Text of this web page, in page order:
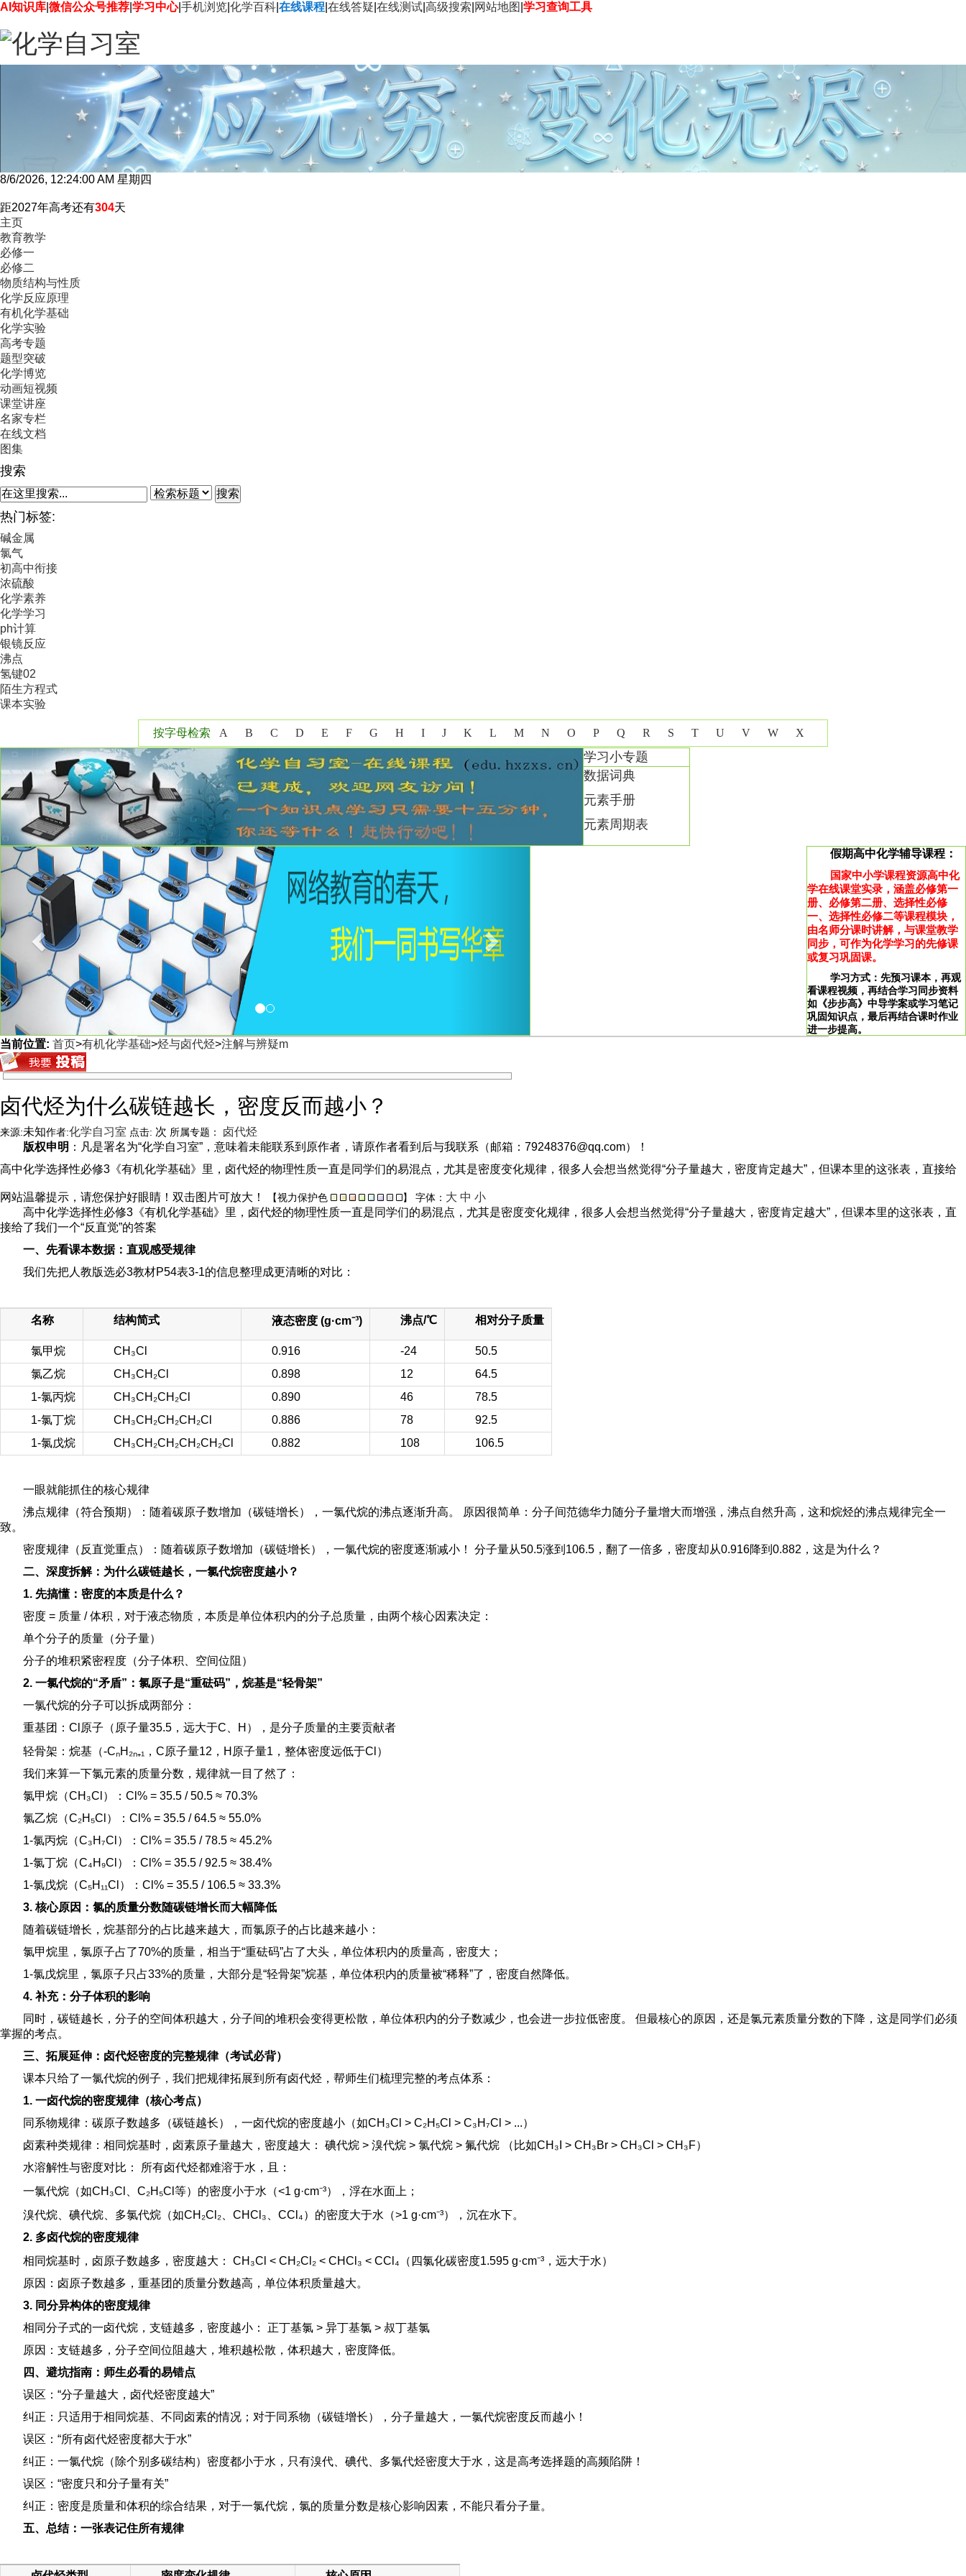
AI知识库 微信公众号推荐 学习中心|手机浏览 化学百科 在线课程 在线答疑 在线测试 高级搜索 网站地图 学习查询工具
8/6/2026, 12:24:01 AM 星期四
距2027年高考还有304天
主页
教育教学
必修一
必修二
物质结构与性质
化学反应原理
有机化学基础
化学实验
高考专题
题型突破
化学博览
动画短视频
课堂讲座
名家专栏
在线文档
图集
搜索
搜索
热门标签:
碱金属
氯气
初高中衔接
浓硫酸
化学素养
化学学习
ph计算
银镜反应
沸点
氢键02
陌生方程式
课本实验
按字母检索 A B C D E F G H I J K L M N O P Q R S T U V W X
Y Z
学习小专题
数据词典
元素手册
元素周期表
Previous 假期高中化学辅导课程：
国家中小学课程资源高中化
学在线课堂实录，涵盖必修第一
册、必修第二册、选择性必修
一、选择性必修二等课程模块，
由名师分课时讲解，与课堂教学
同步，可作为化学学习的先修课
或复习巩固课。
学习方式：先预习课本，再观
看课程视频，再结合学习同步资料
如《步步高》中导学案或学习笔记
巩固知识点，最后再结合课时作业
进一步提高。
<
当前位置: 首页>有机化学基础>烃与卤代烃>注解与辨疑m
卤代烃为什么碳链越长，密度反而越小？
来源:未知作者:化学自习室 点击: 次 所属专题：
卤代烃
版权申明 ：凡是署名为“化学自习室”，意味着未能联系到原作者，请原作者看到后与我联系（邮箱：79248376@qq.com）！
高中化学选择性必修3《有机化学基础》里，卤代烃的物理性质一直是同学们的易混点，尤其是密度变化规律，很多人会想当然觉得“分子量越大，密度肯定越大”，但课本里的这张表，直接给
网站温馨提示，请您保护好眼睛！双击图片可放大！ 【视力保护色 】 字体： 大 中 小
高中化学选择性必修3《有机化学基础》里，卤代烃的物理性质一直是同学们的易混点，尤其是密度变化规律，很多人会想当然觉得“分子量越大，密度肯定越大”，但课本里的这张表，直
接给了我们一个“反直觉”的答案
一、先看课本数据：直观感受规律
我们先把人教版选必3教材P54表3-1的信息整理成更清晰的对比：
名称 结构简式 液态密度 (g·cm⁻³) 沸点/℃ 相对分子质量
氯甲烷 CH₃Cl 0.916 -24
50.5
氯乙烷
CH₃CH₂Cl 0.898 12
64.5
1-氯丙烷
CH₃CH₂CH₂Cl 0.890 46
78.5
1-氯丁烷
CH₃CH₂CH₂CH₂Cl 0.886 78
92.5
1-氯戊烷
CH₃CH₂CH₂CH₂CH₂Cl 0.882 108 106.5
一眼就能抓住的核心规律
沸点规律（符合预期）：随着碳原子数增加（碳链增长），一氯代烷的沸点逐渐升高。 原因很简单：分子间范德华力随分子量增大而增强，沸点自然升高，这和烷烃的沸点规律完全一
致。
密度规律（反直觉重点）：随着碳原子数增加（碳链增长），一氯代烷的密度逐渐减小！ 分子量从50.5涨到106.5，翻了一倍多，密度却从0.916降到0.882，这是为什么？
二、深度拆解：为什么碳链越长，一氯代烷密度越小？
1. 先搞懂：密度的本质是什么？
密度 = 质量 / 体积，对于液态物质，本质是单位体积内的分子总质量，由两个核心因素决定：
单个分子的质量（分子量）
分子的堆积紧密程度（分子体积、空间位阻）
2. 一氯代烷的“矛盾”：氯原子是“重砝码”，烷基是“轻骨架”
一氯代烷的分子可以拆成两部分：
重基团：Cl原子（原子量35.5，远大于C、H），是分子质量的主要贡献者
轻骨架：烷基（-CₙH₂ₙ₊₁，C原子量12，H原子量1，整体密度远低于Cl）
我们来算一下氯元素的质量分数，规律就一目了然了：
氯甲烷（CH₃Cl）：Cl% = 35.5 / 50.5 ≈ 70.3%
氯乙烷（C₂H₅Cl）：Cl% = 35.5 / 64.5 ≈ 55.0%
1-氯丙烷（C₃H₇Cl）：Cl% = 35.5 / 78.5 ≈ 45.2%
1-氯丁烷（C₄H₉Cl）：Cl% = 35.5 / 92.5 ≈ 38.4%
1-氯戊烷（C₅H₁₁Cl）：Cl% = 35.5 / 106.5 ≈ 33.3%
3. 核心原因：氯的质量分数随碳链增长而大幅降低
随着碳链增长，烷基部分的占比越来越大，而氯原子的占比越来越小：
氯甲烷里，氯原子占了70%的质量，相当于“重砝码”占了大头，单位体积内的质量高，密度大；
1-氯戊烷里，氯原子只占33%的质量，大部分是“轻骨架”烷基，单位体积内的质量被“稀释”了，密度自然降低。
4. 补充：分子体积的影响
同时，碳链越长，分子的空间体积越大，分子间的堆积会变得更松散，单位体积内的分子数减少，也会进一步拉低密度。 但最核心的原因，还是氯元素质量分数的下降，这是同学们必须
掌握的考点。
三、拓展延伸：卤代烃密度的完整规律（考试必背）
课本只给了一氯代烷的例子，我们把规律拓展到所有卤代烃，帮师生们梳理完整的考点体系：
1. 一卤代烷的密度规律（核心考点）
同系物规律：碳原子数越多（碳链越长），一卤代烷的密度越小（如CH₃Cl > C₂H₅Cl > C₃H₇Cl > ...）
卤素种类规律：相同烷基时，卤素原子量越大，密度越大： 碘代烷 > 溴代烷 > 氯代烷 > 氟代烷 （比如CH₃I > CH₃Br > CH₃Cl > CH₃F）
水溶解性与密度对比： 所有卤代烃都难溶于水，且：
一氯代烷（如CH₃Cl、C₂H₅Cl等）的密度小于水（<1 g·cm⁻³），浮在水面上；
溴代烷、碘代烷、多氯代烷（如CH₂Cl₂、CHCl₃、CCl₄）的密度大于水（>1 g·cm⁻³），沉在水下。
2. 多卤代烷的密度规律
相同烷基时，卤原子数越多，密度越大： CH₃Cl < CH₂Cl₂ < CHCl₃ < CCl₄（四氯化碳密度1.595 g·cm⁻³，远大于水）
原因：卤原子数越多，重基团的质量分数越高，单位体积质量越大。
3. 同分异构体的密度规律
相同分子式的一卤代烷，支链越多，密度越小： 正丁基氯 > 异丁基氯 > 叔丁基氯
原因：支链越多，分子空间位阻越大，堆积越松散，体积越大，密度降低。
四、避坑指南：师生必看的易错点
误区：“分子量越大，卤代烃密度越大”
纠正：只适用于相同烷基、不同卤素的情况；对于同系物（碳链增长），分子量越大，一氯代烷密度反而越小！
误区：“所有卤代烃密度都大于水”
纠正：一氯代烷（除个别多碳结构）密度都小于水，只有溴代、碘代、多氯代烃密度大于水，这是高考选择题的高频陷阱！
误区：“密度只和分子量有关”
纠正：密度是质量和体积的综合结果，对于一氯代烷，氯的质量分数是核心影响因素，不能只看分子量。
五、总结：一张表记住所有规律